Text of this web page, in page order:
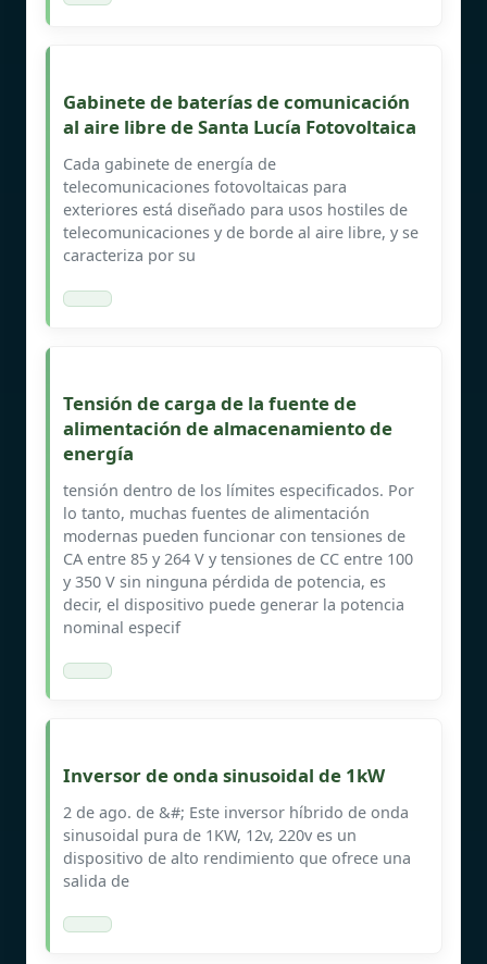
Gabinete de baterías de comunicación
al aire libre de Santa Lucía Fotovoltaica
Cada gabinete de energía de
telecomunicaciones fotovoltaicas para
exteriores está diseñado para usos hostiles de
telecomunicaciones y de borde al aire libre, y se
caracteriza por su
Tensión de carga de la fuente de
alimentación de almacenamiento de
energía
tensión dentro de los límites especificados. Por
lo tanto, muchas fuentes de alimentación
modernas pueden funcionar con tensiones de
CA entre 85 y 264 V y tensiones de CC entre 100
y 350 V sin ninguna pérdida de potencia, es
decir, el dispositivo puede generar la potencia
nominal especif
Inversor de onda sinusoidal de 1kW
2 de ago. de &#; Este inversor híbrido de onda
sinusoidal pura de 1KW, 12v, 220v es un
dispositivo de alto rendimiento que ofrece una
salida de